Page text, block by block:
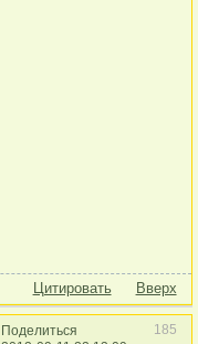
Цитировать Вверх
Поделиться
185